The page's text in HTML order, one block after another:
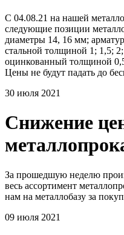
С 04.08.21 на нашей
следующие позиции
диаметры 14, 16 мм;
стальной толщиной 1; 1,5;
оцинкованный толщиной
Цены не будут падать до
30 июля 2021
Снижение
За прошедшую неделю
весь ассортимент
нам на металлобазу за
09 июля 2021